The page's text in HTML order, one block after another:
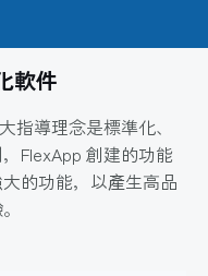
軟件
指導理念是標準化、
FlexApp 創建的功能
的功能，以產生高品